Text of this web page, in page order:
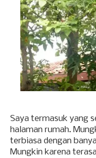
Saya termasuk yang
halaman rumah.
terbiasa dengan
Mungkin karena